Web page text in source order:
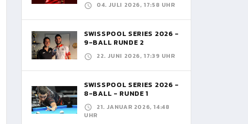
04. JULI 2026, 17:58 UHR
SWISSPOOL SERIES 2026 -
9-BALL RUNDE 2
22. JUNI 2026, 17:39 UHR
SWISSPOOL SERIES 2026 -
8-BALL - RUNDE 1
21. JANUAR 2026, 14:48
UHR